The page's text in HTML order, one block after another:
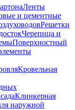
Ленты
и цементные
Решетки
Черепица и
Поверхностный
Кровельная
Клинкерная
наружной